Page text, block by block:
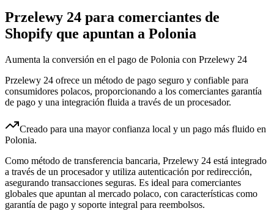
Przelewy 24 para comerciantes de
Shopify que apuntan a Polonia
Aumenta la conversión en el pago de Polonia con Przelewy 24
Przelewy 24 ofrece un método de pago seguro y confiable para
consumidores polacos, proporcionando a los comerciantes garantía
de pago y una integración fluida a través de un procesador.
Creado para una mayor confianza local y un pago más fluido en
Polonia.
Como método de transferencia bancaria, Przelewy 24 está integrado
a través de un procesador y utiliza autenticación por redirección,
asegurando transacciones seguras. Es ideal para comerciantes
globales que apuntan al mercado polaco, con características como
garantía de pago y soporte integral para reembolsos.